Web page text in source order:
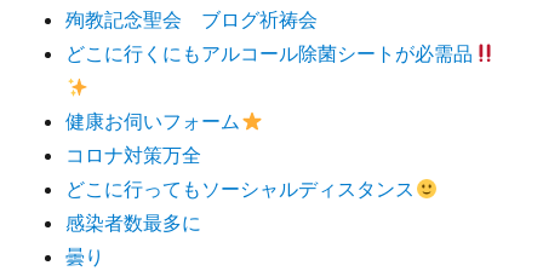
殉教記念聖会 ブログ祈祷会
どこに行くにもアルコール除菌シートが必需品
健康お伺いフォーム
コロナ対策万全
どこに行ってもソーシャルディスタンス
感染者数最多に
曇り